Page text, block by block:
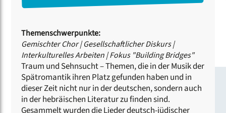
Themenschwerpunkte:
Gemischter Chor|Gesellschaftlicher Diskurs|
Interkulturelles Arbeiten|Fokus "Building Bridges"
Traum und Sehnsucht – Themen, die in der Musik der
Spätromantik ihren Platz gefunden haben und in
dieser Zeit nicht nur in der deutschen, sondern auch
in der hebräischen Literatur zu finden sind.
Gesammelt wurden die Lieder deutsch-jüdischer